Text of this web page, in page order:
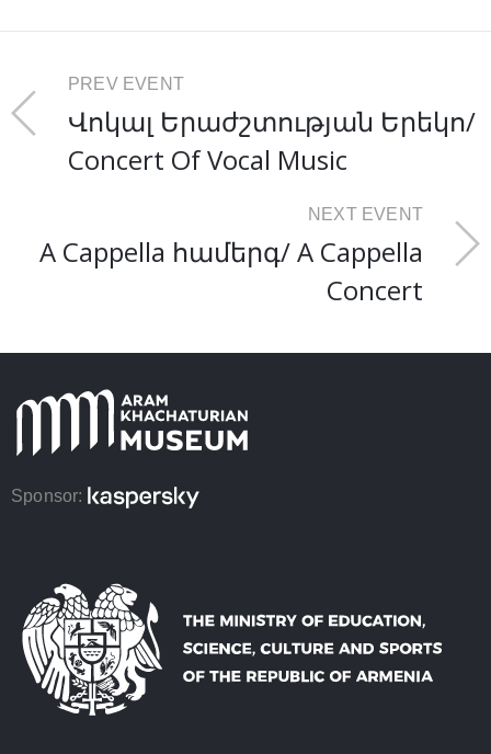
PREV EVENT
Վոկալ Երաժշտության Երեկո/
Concert Of Vocal Music
NEXT EVENT
A Cappella համերգ/ A Cappella
Concert
Sponsor: